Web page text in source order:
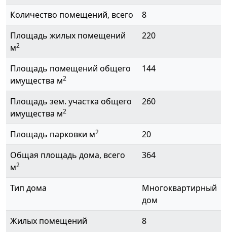
Количество помещений, всего
8
Площадь жилых помещений
м2
220
Площадь помещений общего
имущества м2
144
Площадь зем. участка общего
имущества м2
260
Площадь парковки м2
20
Общая площадь дома, всего
м2
364
Тип дома
Многоквартирный
дом
Жилых помещений
8